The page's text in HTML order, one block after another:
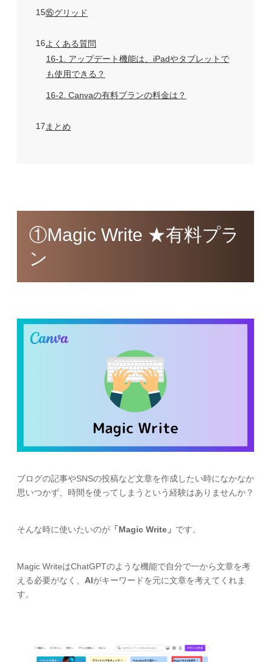
15⑮グリッド
16よくある質問
16-1
アップデート機能は、iPadやタブレットで
も使用できる？
16-2 Canvaの有料プランの料金は？
17まとめ
①Magic Write ★有料プラ
ン
ブログの記事やSNSの投稿など文章を作成したい時になかなか
思いつかず、時間を使ってしまうという経験はありませんか？
そんな時に使いたいのが 「Magic Write」 です。
Magic WriteはChatGPTのような機能で自分で一から文章を考
える必要がなく、 AIがキーワードを元に文章を考えてくれま
す。